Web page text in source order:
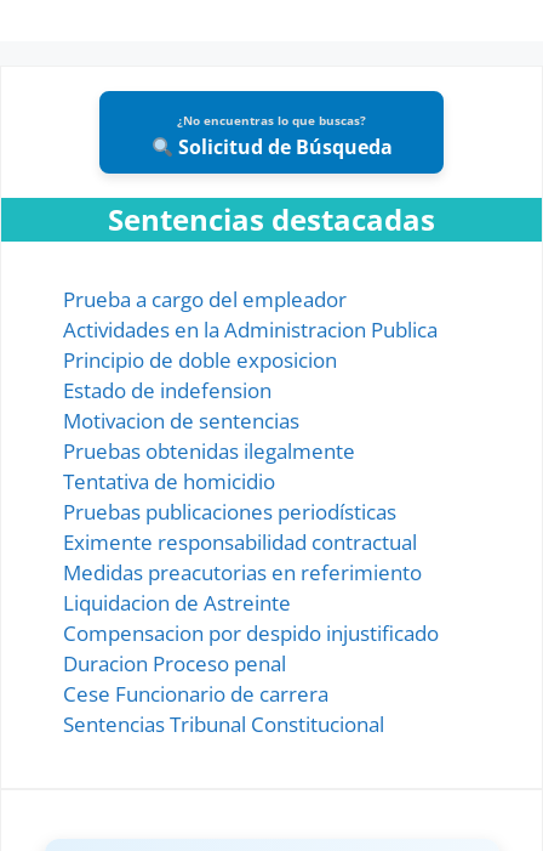
¿No encuentras lo que buscas?
Solicitud de Búsqueda
Sentencias destacadas
Prueba a cargo del empleador
Actividades en la Administracion Publica
Principio de doble exposicion
Estado de indefension
Motivacion de sentencias
Pruebas obtenidas ilegalmente
Tentativa de homicidio
Pruebas publicaciones periodísticas
Eximente responsabilidad contractual
Medidas preacutorias en referimiento
Liquidacion de Astreinte
Compensacion por despido injustificado
Duracion Proceso penal
Cese Funcionario de carrera
Sentencias Tribunal Constitucional